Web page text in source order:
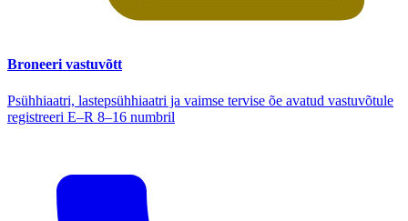
Broneeri vastuvõtt
Psühhiaatri, lastepsühhiaatri ja vaimse tervise õe avatud vastuvõtule
registreeri E–R 8–16 numbril